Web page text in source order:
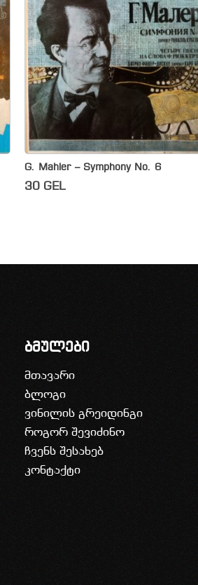
G. Mahler – Symphony No. 6
30 GEL
ბმულები
მთავარი
ბლოგი
ვინილის გრეიდინგი
როგორ შევიძინო
ჩვენს შესახებ
კონტაქტი